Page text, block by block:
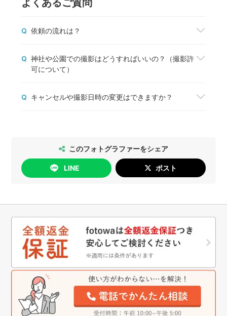
Q 依頼の流れは？
ら、「予約する」ボタンから撮影を申込みましょ
う。fotowaから撮影契約成立のメールが届いた
予約前に質問や相談しておきたいことがある場合
は、「質問する」ボタンからフォトグラファーと1
Q 神社や公園での撮影はどうすればいいの？（撮影許
可について）
方に必ずご確認をお願いします。
Q キャンセルや撮影日時の変更はできますか？
[日時変更]
無料で行っていただけます。
[キャンセル]
このフォトグラファーをシェア
LINE ポスト